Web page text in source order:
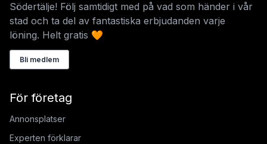
Södertälje! Följ samtidigt med på vad som händer i vår
stad och ta del av fantastiska erbjudanden varje
löning. Helt gratis 🧡
Bli medlem
För företag
Annonsplatser
Experten förklarar